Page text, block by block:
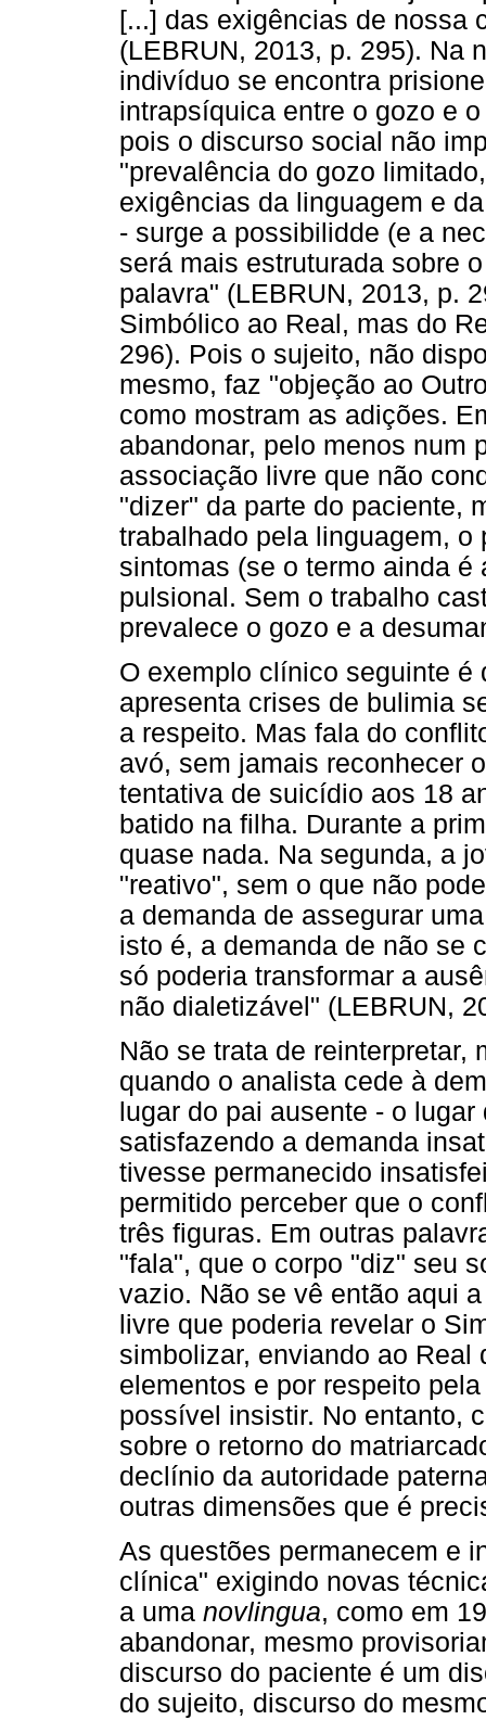
[...] das exigências de nossa
(LEBRUN, 2013, p. 295). Na
indivíduo se encontra
intrapsíquica entre o gozo e
pois o discurso social não
"prevalência do gozo
exigências da linguagem e
- surge a possibilidde (e a
será mais estruturada sobre
palavra" (LEBRUN, 2013, p.
Simbólico ao Real, mas do
296). Pois o sujeito, não
mesmo, faz "objeção ao
como mostram as adições.
abandonar, pelo menos num
associação livre que não
"dizer" da parte do paciente,
trabalhado pela linguagem,
sintomas (se o termo ainda
pulsional. Sem o trabalho
prevalece o gozo e a
O exemplo clínico seguinte é
apresenta crises de bulimia
a respeito. Mas fala do
avó, sem jamais reconhecer
tentativa de suicídio aos 18
batido na filha. Durante a
quase nada. Na segunda, a
"reativo", sem o que não
a demanda de assegurar
isto é, a demanda de não se
só poderia transformar a
não dialetizável" (LEBRUN,
Não se trata de reinterpretar,
quando o analista cede à
lugar do pai ausente - o
satisfazendo a demanda
tivesse permanecido
permitido perceber que o
três figuras. Em outras
"fala", que o corpo "diz" seu
vazio. Não se vê então aqui
livre que poderia revelar o
simbolizar, enviando ao
elementos e por respeito
possível insistir. No entanto,
sobre o retorno do
declínio da autoridade
outras dimensões que é
As questões permanecem e
clínica" exigindo novas
a uma novlingua, como em
abandonar, mesmo
discurso do paciente é um
do sujeito, discurso do